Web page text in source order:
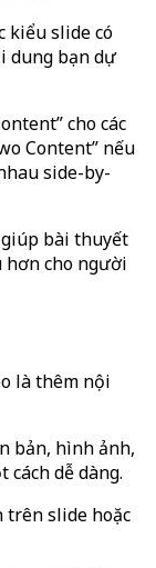
kiểu slide có
dung bạn dự
cho các
Content” nếu
side-by-
bài thuyết
hơn cho người
là thêm nội
bản, hình ảnh,
dễ dàng.
trên slide hoặc